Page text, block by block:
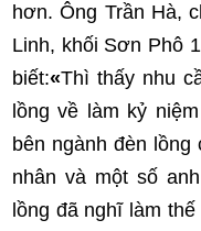
hơn. Ông Trần Hà,
Linh, khối Sơn Phô
biết:«Thì thấy nhu
lồng về làm kỷ
bên ngành đèn
nhân và một số
lồng đã nghĩ làm